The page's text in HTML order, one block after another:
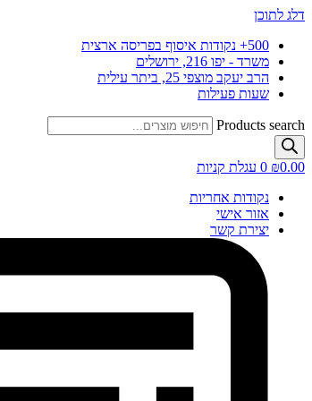
דלג לתוכן
500+ נקודות איסוף בפריסה ארצית
משרד - יפו 216, ירושלים
הרב יעקב מוצפי 25, ביתר עילית
שעות פעילות
Products search
₪0.00
0 עגלת קניות
נקודות אחריות
אזור אישי
יצירת קשר